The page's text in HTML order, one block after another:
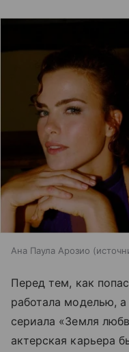
Ана Паула Арозио
Перед тем, как
работала моделью,
сериала «Земля
актерская карьера